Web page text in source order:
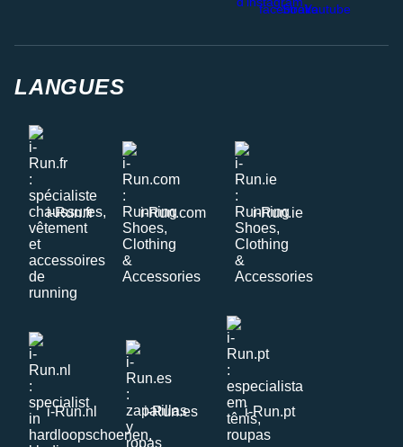
LANGUES
i-Run.fr i-Run.com i-Run.ie
i-Run.nl i-Run.es i-Run.pt